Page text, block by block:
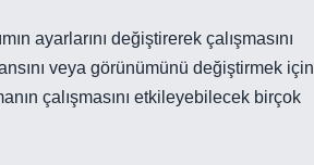
ayarlarını değiştirerek çalışmasını
veya görünümünü değiştirmek için
çalışmasını etkileyebilecek birçok